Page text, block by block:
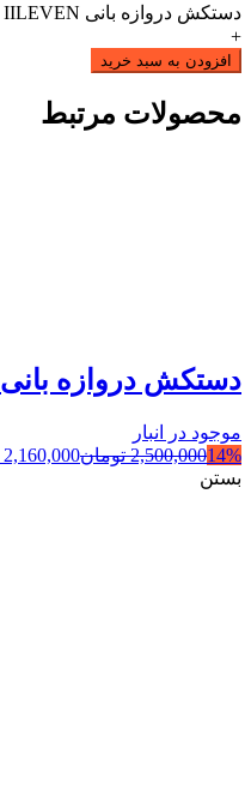
دستکش دروازه بانی IILEVEN عدد
+
افزودن به سبد خرید
محصولات مرتبط
دستکش دروازه بانی GRIPMODE
موجود در انبار
14%
2,500,000 تومان2,160,000
بستن